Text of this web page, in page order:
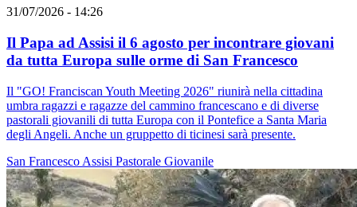
31/07/2026 - 14:26
Il Papa ad Assisi il 6 agosto per incontrare giovani
da tutta Europa sulle orme di San Francesco
Il "GO! Franciscan Youth Meeting 2026" riunirà nella cittadina
umbra ragazzi e ragazze del cammino francescano e di diverse
pastorali giovanili di tutta Europa con il Pontefice a Santa Maria
degli Angeli. Anche un gruppetto di ticinesi sarà presente.
San Francesco Assisi Pastorale Giovanile